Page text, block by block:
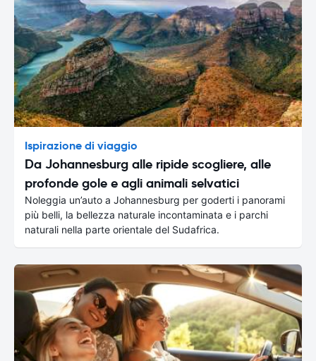
Ispirazione di viaggio
Da Johannesburg alle ripide scogliere, alle
profonde gole e agli animali selvatici
Noleggia un’auto a Johannesburg per goderti i panorami
più belli, la bellezza naturale incontaminata e i parchi
naturali nella parte orientale del Sudafrica.